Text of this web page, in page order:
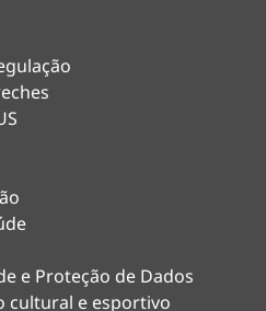
e Proteção de Dados
cultural e esportivo